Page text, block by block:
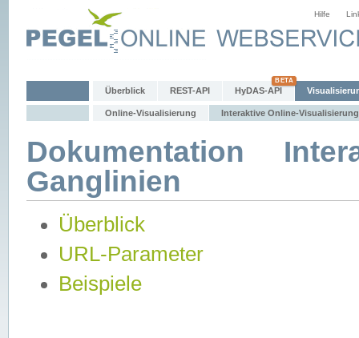
Hilfe
Überblick REST-API HyDAS-API
Online-Visualisierung Interaktive Online-Visualisierung
Dokumentation
Ganglinien
Überblick
URL-Parameter
Beispiele